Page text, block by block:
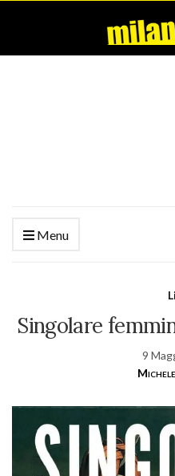
Menu
Singolare
9